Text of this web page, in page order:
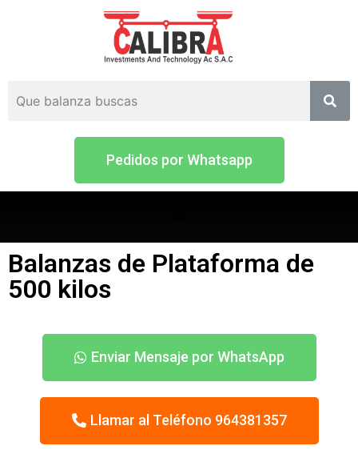
Pedidos por Whatsapp
Balanzas de Plataforma de
500 kilos
Enviar Mensaje por WhatsApp
Llamar al Teléfono 964381357